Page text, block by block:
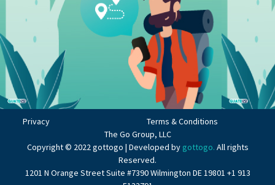
Privacy
Terms & Conditions
The Go Group, LLC
Copyright © 2022 gottogo | Developed by gottogo. All rights
Reserved.
1201 N Orange Street Suite #7390 Wilmington DE 19801 +1 913